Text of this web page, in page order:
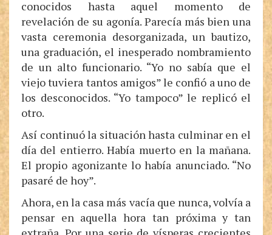
conocidos hasta aquel momento de
revelación de su agonía. Parecía más bien una
vasta ceremonia desorganizada, un bautizo,
una graduación, el inesperado nombramiento
de un alto funcionario. “Yo no sabía que el
viejo tuviera tantos amigos” le confió a uno de
los desconocidos. “Yo tampoco” le replicó el
otro.
Así continuó la situación hasta culminar en el
día del entierro. Había muerto en la mañana.
El propio agonizante lo había anunciado. “No
pasaré de hoy”.
Ahora, en la casa más vacía que nunca, volvía a
pensar en aquella hora tan próxima y tan